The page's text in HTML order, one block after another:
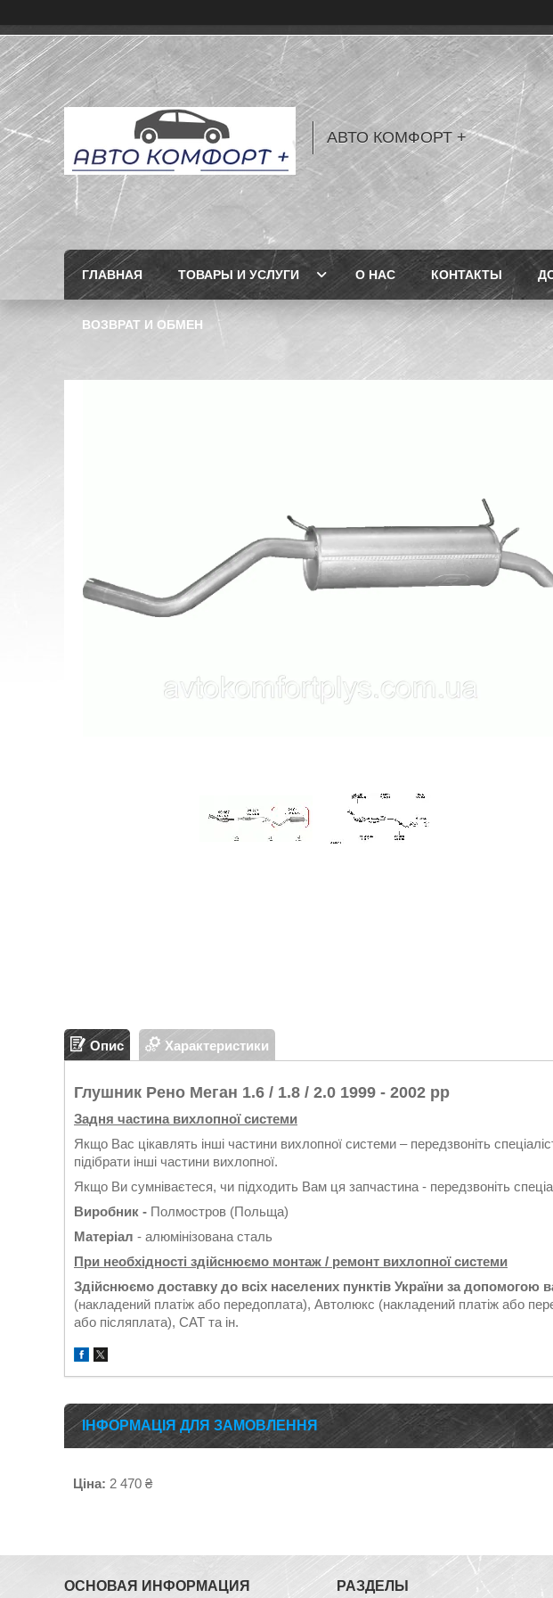
АВТО КОМФОРТ +
ГЛАВНАЯ ТОВАРЫ И УСЛУГИ О НАС КОНТАКТЫ
ВОЗВРАТ И ОБМЕН
Опис Характеристики
Глушник Рено Меган 1.6 / 1.8 / 2.0 1999 - 2002 рр
Задня частина вихлопної системи
Якщо Вас цікавлять інші частини вихлопної системи – передзвоніть
підібрати інші частини вихлопної.
Якщо Ви сумніваєтеся, чи підходить Вам ця запчастина - передзвоніть
Виробник - Полмостров (Польща)
Матеріал - алюмінізована сталь
При необхідності здійснюємо монтаж / ремонт вихлопної системи
Здійснюємо доставку до всіх населених пунктів України за допомогою
(накладений платіж або передоплата), Автолюкс (накладений платіж або
або післяплата), САТ та ін.
ІНФОРМАЦІЯ ДЛЯ ЗАМОВЛЕННЯ
Ціна: 2 470 ₴
ОСНОВАЯ ИНФОРМАЦИЯ РАЗДЕЛЫ